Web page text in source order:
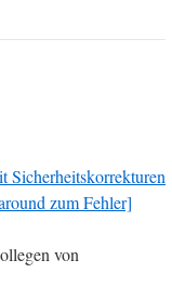
Sicherheitskorrekturen
zum Fehler]
von